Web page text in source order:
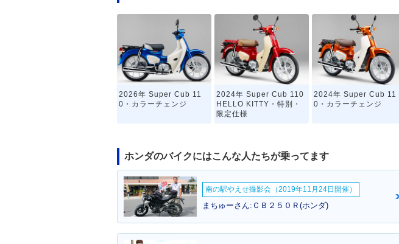
2026年 Super Cub 11
0・カラーチェンジ
2024年 Super Cub 110
HELLO KITTY・特別・
限定仕様
2024年 Super Cub 11
0・カラーチェンジ
2019年 Super Cub 110
Street・特別・限定仕様
60周年アニバーサリー・
特別・限定仕様
0・フルモデルチェンジ
ホンダのバイクにはこんな人たちが乗ってます
南の駅やえせ撮影会（2019年11月24日開催）
まちゅーさん:ＣＢ２５０Ｒ(ホンダ)